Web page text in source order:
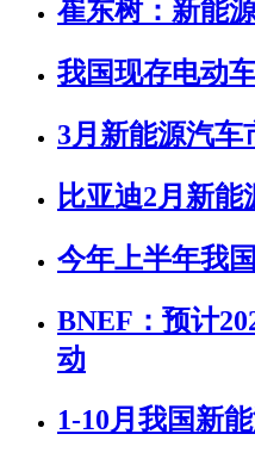
崔东树：新能
我国现存电动
3月新能源汽车
比亚迪2月新
今年上半年我
BNEF：预计
动
1-10月我国新